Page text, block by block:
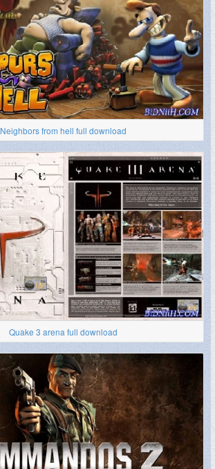
Neighbors from hell full download
Quake 3 arena full download